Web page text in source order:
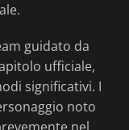
guidato da
ufficiale,
significativi. I
noto